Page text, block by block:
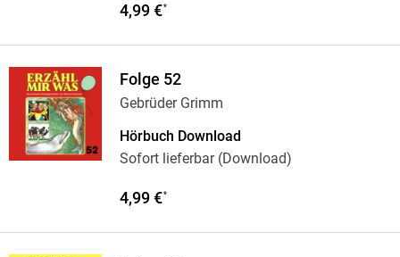
4,99 €*
Folge 52
Gebrüder Grimm
Hörbuch Download
Sofort lieferbar (Download)
4,99 €*